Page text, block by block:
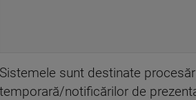
Sistemele sunt destinate
temporară/notificărilor de